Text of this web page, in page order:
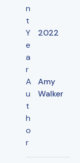
n
t
Y
e
a
r
2022
A
u
t
h
o
r
Amy
Walker